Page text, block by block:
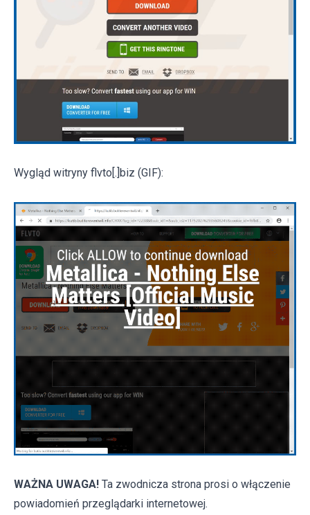
Wygląd witryny flvto[.]biz (GIF):
WAŻNA UWAGA! Ta zwodnicza strona prosi o włączenie
powiadomień przeglądarki internetowej.